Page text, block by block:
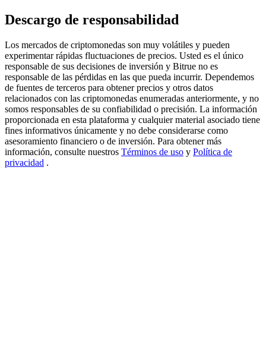
USDT New User Exclusive 10% APR
USDT Flexible Staking | Daily Rewards
New Listing Futures Fest
Trade New Futures, Win 200,000 USDT
Crypto World Cup 2026: Grand Finale
Descargo de responsabilidad
Los mercados de criptomonedas son muy volátiles y pueden
experimentar rápidas fluctuaciones de precios. Usted es el único
responsable de sus decisiones de inversión y Bitrue no es
responsable de las pérdidas en las que pueda incurrir. Dependemos
de fuentes de terceros para obtener precios y otros datos
relacionados con las criptomonedas enumeradas anteriormente, y no
somos responsables de su confiabilidad o precisión. La información
proporcionada en esta plataforma y cualquier material asociado tiene
fines informativos únicamente y no debe considerarse como
asesoramiento financiero o de inversión. Para obtener más
información, consulte nuestros Términos de uso y Política de
privacidad .